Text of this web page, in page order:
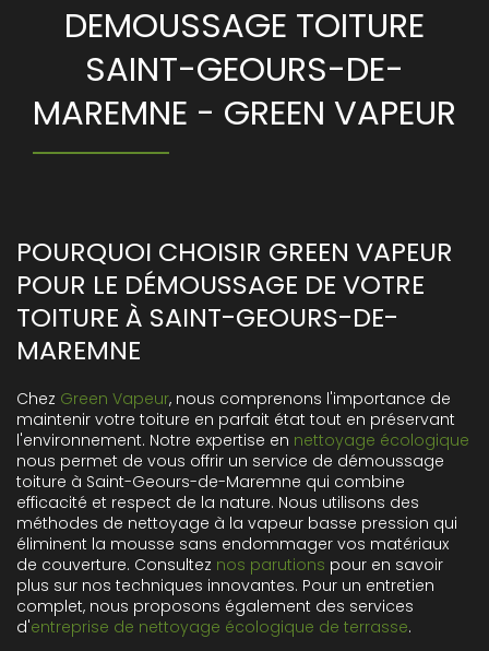
DEMOUSSAGE TOITURE
SAINT-GEOURS-DE-
MAREMNE - GREEN VAPEUR
POURQUOI CHOISIR GREEN VAPEUR
POUR LE DÉMOUSSAGE DE VOTRE
TOITURE À SAINT-GEOURS-DE-
MAREMNE
Chez Green Vapeur, nous comprenons l'importance de
maintenir votre toiture en parfait état tout en préservant
l'environnement. Notre expertise en nettoyage écologique
nous permet de vous offrir un service de démoussage
toiture à Saint-Geours-de-Maremne qui combine
efficacité et respect de la nature. Nous utilisons des
méthodes de nettoyage à la vapeur basse pression qui
éliminent la mousse sans endommager vos matériaux
de couverture. Consultez nos parutions pour en savoir
plus sur nos techniques innovantes. Pour un entretien
complet, nous proposons également des services
d'entreprise de nettoyage écologique de terrasse.